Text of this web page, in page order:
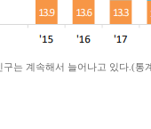
는 계속해서 늘어나고 있다.(통